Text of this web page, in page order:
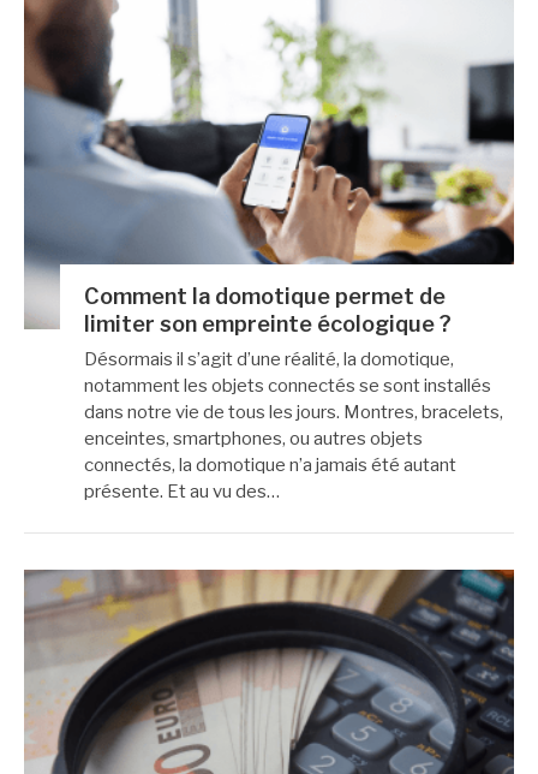
Comment la domotique permet de
limiter son empreinte écologique ?
Désormais il s’agit d’une réalité, la domotique,
notamment les objets connectés se sont installés
dans notre vie de tous les jours. Montres, bracelets,
enceintes, smartphones, ou autres objets
connectés, la domotique n’a jamais été autant
présente. Et au vu des…